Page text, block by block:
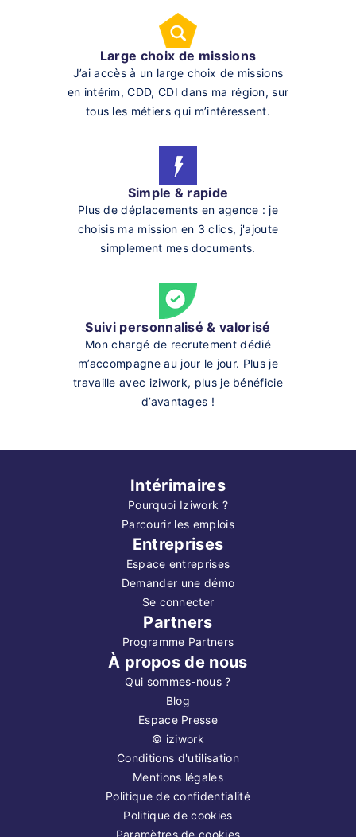
Large choix de missions
J’ai accès à un large choix de missions
en intérim, CDD, CDI dans ma région, sur
tous les métiers qui m’intéressent.
Simple & rapide
Plus de déplacements en agence : je
choisis ma mission en 3 clics, j'ajoute
simplement mes documents.
Suivi personnalisé & valorisé
Mon chargé de recrutement dédié
m’accompagne au jour le jour. Plus je
travaille avec iziwork, plus je bénéficie
d’avantages !
Intérimaires
Pourquoi Iziwork ?
Parcourir les emplois
Entreprises
Espace entreprises
Demander une démo
Se connecter
Partners
Programme Partners
À propos de nous
Qui sommes-nous ?
Blog
Espace Presse
© iziwork
Conditions d'utilisation
Mentions légales
Politique de confidentialité
Politique de cookies
Paramètres de cookies